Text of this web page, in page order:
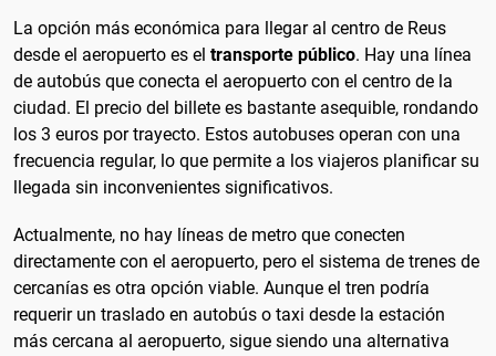
La opción más económica para llegar al centro de Reus
desde el aeropuerto es el transporte público. Hay una línea
de autobús que conecta el aeropuerto con el centro de la
ciudad. El precio del billete es bastante asequible, rondando
los 3 euros por trayecto. Estos autobuses operan con una
frecuencia regular, lo que permite a los viajeros planificar su
llegada sin inconvenientes significativos.
Actualmente, no hay líneas de metro que conecten
directamente con el aeropuerto, pero el sistema de trenes de
cercanías es otra opción viable. Aunque el tren podría
requerir un traslado en autobús o taxi desde la estación
más cercana al aeropuerto, sigue siendo una alternativa